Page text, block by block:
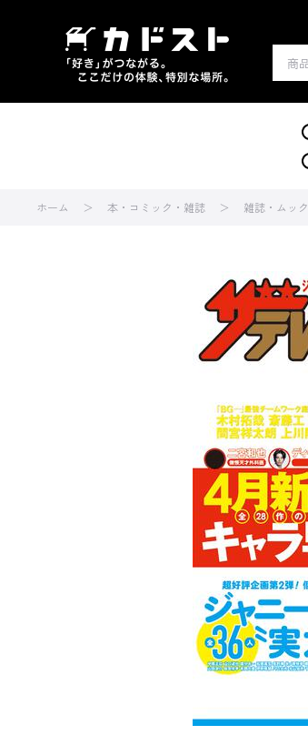
ホーム 本・コミック・雑誌 雑誌・ムック